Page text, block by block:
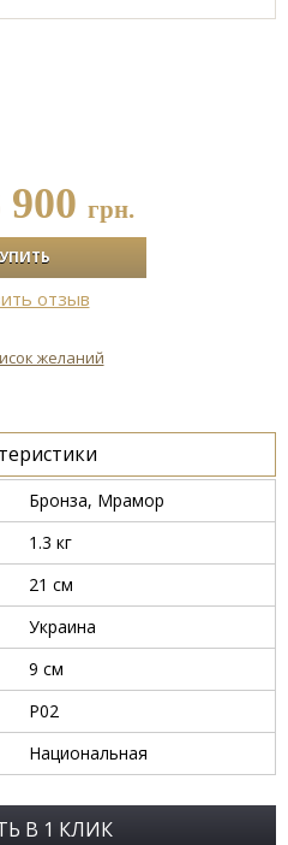
900 грн.
отзыв
желаний
Бронза, Мрамор
1.3 кг
21 см
Украина
9 см
P02
Национальная
В 1 КЛИК